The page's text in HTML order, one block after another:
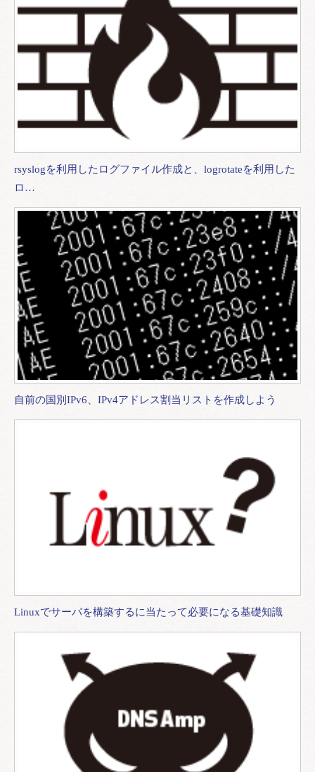
rsyslogを利用したログファイル作成と、logrotateを利用した
ロ…
自前の国別IPv6、IPv4アドレス割当リストを作成しよう
Linuxでサーバを構築するに当たって必要になる基礎知識